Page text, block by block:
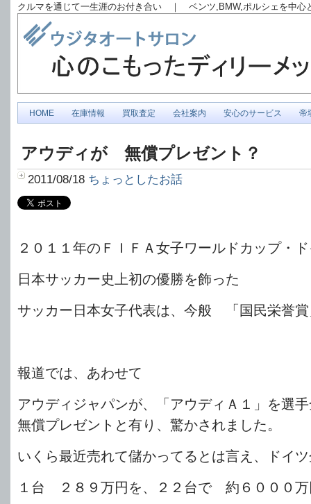
クルマを通じて一生涯のお付き合い ｜ ベンツ,BMW,ポルシェを中
HOME 在庫情報 買取査定 会社案内 安心のサービス 帝
アウディが 無償プレゼント？
2011/08/18 ちょっとしたお話
２０１１年のＦＩＦＡ女子ワールドカップ・
日本サッカー史上初の優勝を飾った
サッカー日本女子代表は、今般 「国民栄誉
報道では、あわせて
アウディジャパンが、「アウディＡ１」を選
無償プレゼントと有り、驚かされました。
いくら最近売れて儲かってるとは言え、ドイ
１台 ２８９万円を、２２台で 約６０００万